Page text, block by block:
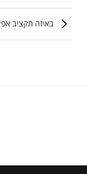
באיזה תקציב